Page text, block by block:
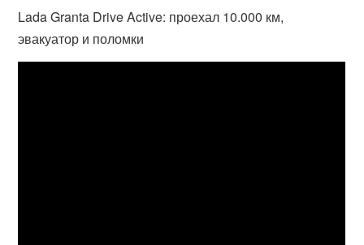
Lada Granta Drive Active: проехал 10.000 км,
эвакуатор и поломки